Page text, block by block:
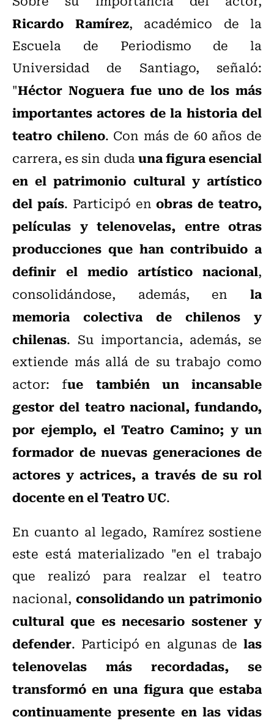
Ricardo Ramírez, académico de la
Escuela de Periodismo de la
Universidad de Santiago, señaló:
"Héctor Noguera fue uno de los más
importantes actores de la historia del
teatro chileno. Con más de 60 años de
carrera, es sin dudauna figura esencial
en el patrimonio cultural y artístico
del país. Participó enobras de teatro,
películas y telenovelas, entre otras
producciones que han contribuido a
definir el medio artístico nacional,
consolidándose, además, en la
memoria colectiva de chilenos y
chilenas. Su importancia, además, se
extiende más allá de su trabajo como
actor: fue también un incansable
gestor del teatro nacional, fundando,
por ejemplo, el Teatro Camino; y un
formador de nuevas generaciones de
actores y actrices, a través de su rol
docente en el Teatro UC.
En cuanto al legado, Ramírez sostiene
este está materializado "en el trabajo
que realizó para realzar el teatro
nacional, consolidando un patrimonio
cultural que es necesario sostener y
defender. Participó en algunas de las
telenovelas más recordadas, se
transformó en una figura que estaba
continuamente presente en las vidas